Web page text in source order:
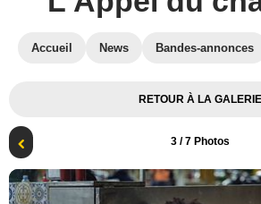
Accueil News Bandes-annonces
RETOUR À LA GALERIE
3 / 7 Photos